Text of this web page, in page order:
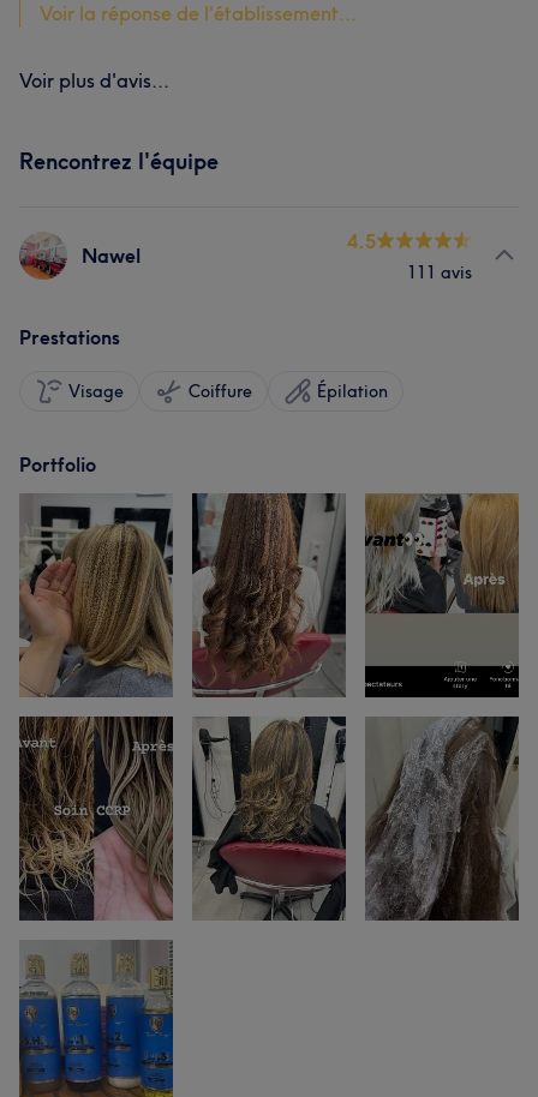
Voir la réponse de l'établissement...
Voir plus d'avis...
Rencontrez l'équipe
Nawel
4.5
111 avis
Prestations
Visage Coiffure Épilation
Portfolio